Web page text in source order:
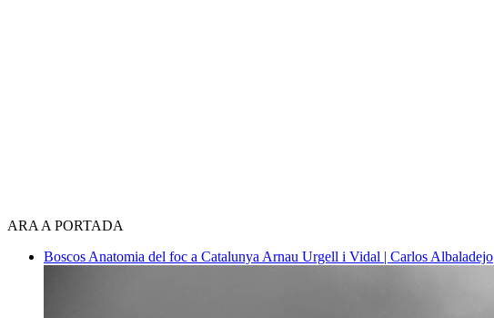
ARA A PORTADA
Boscos Anatomia del foc a Catalunya Arnau Urgell i Vidal | Carlos Albaladejo